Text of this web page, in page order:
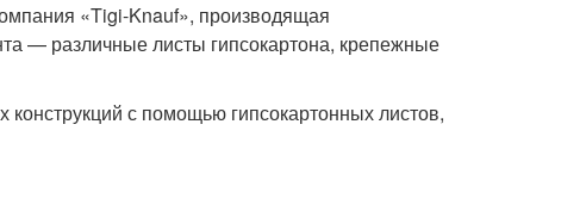
«Tigi-Knauf», производящая
— различные листы гипсокартона, крепежные
с помощью гипсокартонных листов,